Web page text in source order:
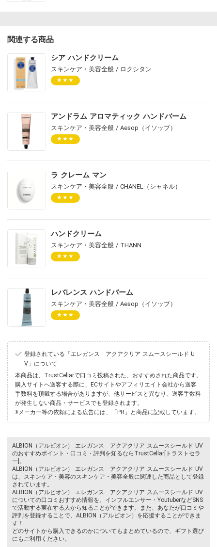
関連する商品
シア ハンドクリーム
スキンケア・美容全般 / ロクシタン
★★★
アンドラム アロマティック ハンドバーム
スキンケア・美容全般 / Aesop（イソップ）
★★★
ラ クレーム マン
スキンケア・美容全般 / CHANEL（シャネル）
★★★
ハンドクリーム
スキンケア・美容全般 / THANN
★★★
レバレンス ハンドバーム
スキンケア・美容全般 / Aesop（イソップ）
★★★
登録されている「エレガンス アクアクリア スムースシールド U
V」について
本商品は、TrustCellarで口コミ投稿された、おすすめされた商品です。
購入サイトへ送客する際に、ECサイトやアフィリエイト会社から送客
手数料を頂戴する場合がありますが、他サービスと異なり、送客手数料
が発生しない商品・サービスでも登録されます。
※メーカー等の依頼による広告には、「PR」と商品に記載しています。
ALBION（アルビオン） エレガンス アクアクリア スムースシールド UV
のおすすめポイント・口コミ・評判を知るならTrustCellar[トラストセラ
ー]。
ALBION（アルビオン） エレガンス アクアクリア スムースシールド UV
は、スキンケア・美容のスキンケア・美容全般に関連した商品として登録
されています。
ALBION（アルビオン） エレガンス アクアクリア スムースシールド UV
についての口コミおすすめ情報を、インフルエンサー・YoutuberなどSNS
で活動する実在する人から知ることができます。また、あなたが口コミや
評判を登録することで、ALBION（アルビオン）を応援することができま
す！
どのサイトから購入できるのかについてもまとめているので、ギフト選び
にもご利用ください。